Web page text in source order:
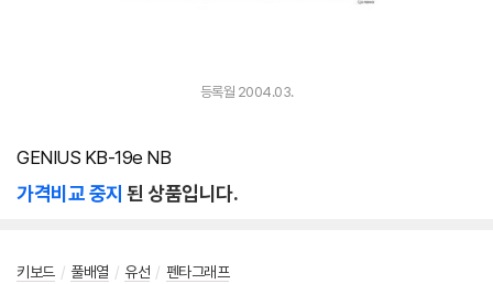
등록월 2004.03.
GENIUS KB-19e NB
가격비교 중지 된 상품입니다.
키보드 / 풀배열 / 유선 / 펜타그래프